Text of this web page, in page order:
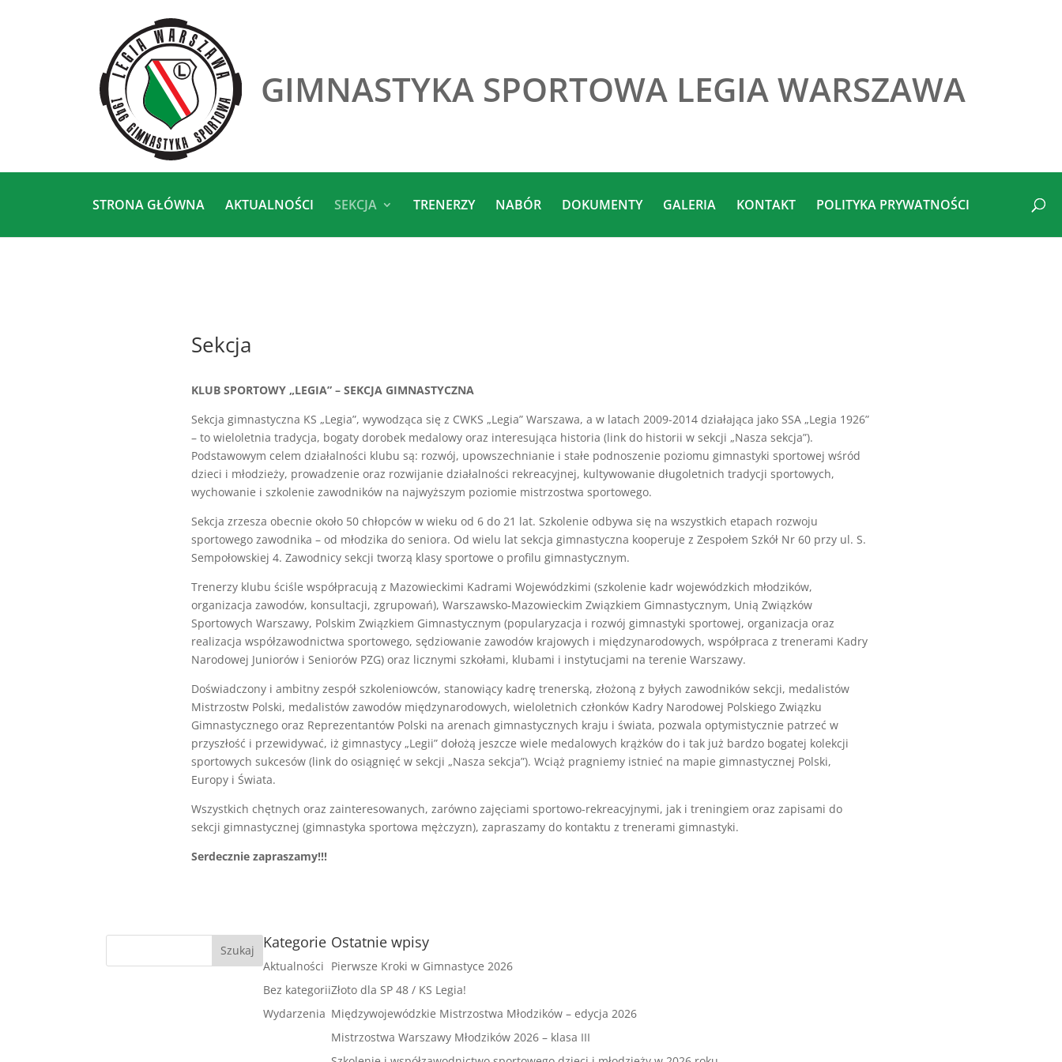
GIMNASTYKA SPORTOWA LEGIA WARSZAWA
STRONA GŁÓWNA AKTUALNOŚCI SEKCJA TRENERZY NABÓR DOKUMENTY GALERIA KONTAKT POLITYKA PRYWATNOŚCI
Sekcja
KLUB SPORTOWY „LEGIA” – SEKCJA GIMNASTYCZNA
Sekcja gimnastyczna KS „Legia”, wywodząca się z CWKS „Legia” Warszawa, a w latach 2009-2014 działająca jako SSA „Legia 1926”
– to wieloletnia tradycja, bogaty dorobek medalowy oraz interesująca historia (link do historii w sekcji „Nasza sekcja”).
Podstawowym celem działalności klubu są: rozwój, upowszechnianie i stałe podnoszenie poziomu gimnastyki sportowej wśród
dzieci i młodzieży, prowadzenie oraz rozwijanie działalności rekreacyjnej, kultywowanie długoletnich tradycji sportowych,
wychowanie i szkolenie zawodników na najwyższym poziomie mistrzostwa sportowego.
Sekcja zrzesza obecnie około 50 chłopców w wieku od 6 do 21 lat. Szkolenie odbywa się na wszystkich etapach rozwoju
sportowego zawodnika – od młodzika do seniora. Od wielu lat sekcja gimnastyczna kooperuje z Zespołem Szkół Nr 60 przy ul. S.
Sempołowskiej 4. Zawodnicy sekcji tworzą klasy sportowe o profilu gimnastycznym.
Trenerzy klubu ściśle współpracują z Mazowieckimi Kadrami Wojewódzkimi (szkolenie kadr wojewódzkich młodzików,
organizacja zawodów, konsultacji, zgrupowań), Warszawsko-Mazowieckim Związkiem Gimnastycznym, Unią Związków
Sportowych Warszawy, Polskim Związkiem Gimnastycznym (popularyzacja i rozwój gimnastyki sportowej, organizacja oraz
realizacja współzawodnictwa sportowego, sędziowanie zawodów krajowych i międzynarodowych, współpraca z trenerami Kadry
Narodowej Juniorów i Seniorów PZG) oraz licznymi szkołami, klubami i instytucjami na terenie Warszawy.
Doświadczony i ambitny zespół szkoleniowców, stanowiący kadrę trenerską, złożoną z byłych zawodników sekcji, medalistów
Mistrzostw Polski, medalistów zawodów międzynarodowych, wieloletnich członków Kadry Narodowej Polskiego Związku
Gimnastycznego oraz Reprezentantów Polski na arenach gimnastycznych kraju i świata, pozwala optymistycznie patrzeć w
przyszłość i przewidywać, iż gimnastycy „Legii” dołożą jeszcze wiele medalowych krążków do i tak już bardzo bogatej kolekcji
sportowych sukcesów (link do osiągnięć w sekcji „Nasza sekcja”). Wciąż pragniemy istnieć na mapie gimnastycznej Polski,
Europy i Świata.
Wszystkich chętnych oraz zainteresowanych, zarówno zajęciami sportowo-rekreacyjnymi, jak i treningiem oraz zapisami do
sekcji gimnastycznej (gimnastyka sportowa mężczyzn), zapraszamy do kontaktu z trenerami gimnastyki.
Serdecznie zapraszamy!!!
Kategorie
Aktualności
Bez kategorii
Wydarzenia
Ostatnie wpisy
Pierwsze Kroki w Gimnastyce 2026
Złoto dla SP 48 / KS Legia!
Międzywojewódzkie Mistrzostwa Młodzików – edycja 2026
Mistrzostwa Warszawy Młodzików 2026 – klasa III